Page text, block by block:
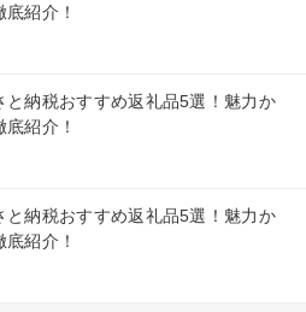
紹介！
と納税おすすめ返礼品5選！魅力か
紹介！
と納税おすすめ返礼品5選！魅力か
紹介！